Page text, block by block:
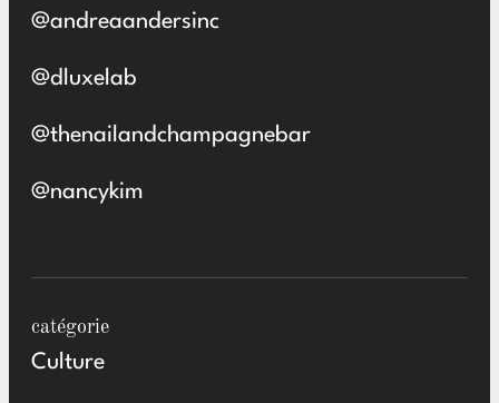
catégorie
Culture
@andreaandersinc
@dluxelab
@thenailandchampagnebar
@nancykim